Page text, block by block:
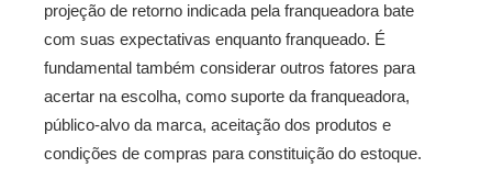
projeção de retorno indicada pela franqueadora bate
com suas expectativas enquanto franqueado. É
fundamental também considerar outros fatores para
acertar na escolha, como suporte da franqueadora,
público-alvo da marca, aceitação dos produtos e
condições de compras para constituição do estoque.